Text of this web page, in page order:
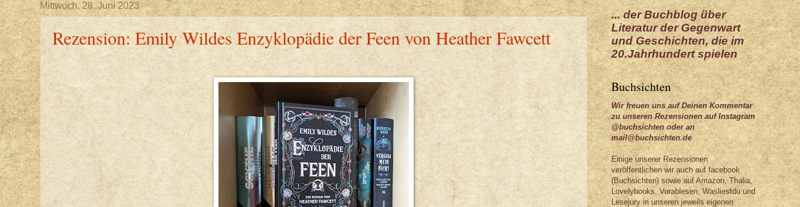
Mittwoch, 28. Juni 2023
Rezension: Emily Wildes Enzyklopädie der Feen von Heather Fawcett
... der Buchblog über
Literatur der Gegenwart
und Geschichten, die im
20.Jahrhundert spielen
Buchsichten
Wir freuen uns auf Deinen Kommentar
zu unseren Rezensionen auf Instagram
@buchsichten oder an
mail@buchsichten.de
Einige unserer Rezensionen
veröffentlichen wir auch auf facebook
(Buchsichten) sowie auf Amazon, Thalia,
Lovelybooks, Vorablesen, Wasliestdu und
Lesejury in unseren jeweils eigenen